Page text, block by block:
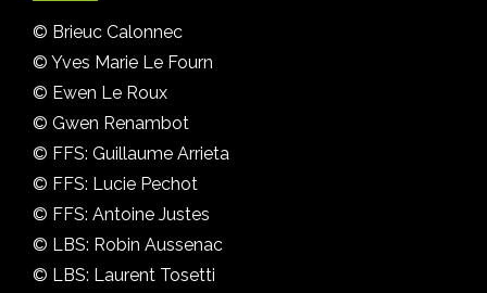
© Brieuc Calonnec
© Yves Marie Le Fourn
© Ewen Le Roux
© Gwen Renambot
© FFS: Guillaume Arrieta
© FFS: Lucie Pechot
© FFS: Antoine Justes
© LBS: Robin Aussenac
© LBS: Laurent Tosetti